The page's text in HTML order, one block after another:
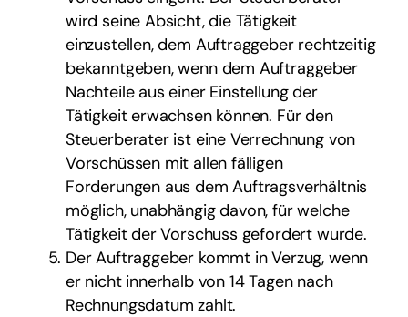
wird seine Absicht, die Tätigkeit
einzustellen, dem Auftraggeber rechtzeitig
bekanntgeben, wenn dem Auftraggeber
Nachteile aus einer Einstellung der
Tätigkeit erwachsen können. Für den
Steuerberater ist eine Verrechnung von
Vorschüssen mit allen fälligen
Forderungen aus dem Auftragsverhältnis
möglich, unabhängig davon, für welche
Tätigkeit der Vorschuss gefordert wurde.
Der Auftraggeber kommt in Verzug, wenn
er nicht innerhalb von 14 Tagen nach
Rechnungsdatum zahlt.